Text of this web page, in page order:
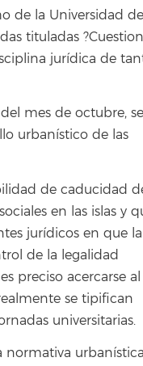
de la Universidad de
tituladas
jurídica de
mes de octubre, se
urbanístico de las
de caducidad
en las islas y
jurídicos en que la
de la legalidad
preciso acercarse al
se tipifican
universitarias.
normativa urbanística